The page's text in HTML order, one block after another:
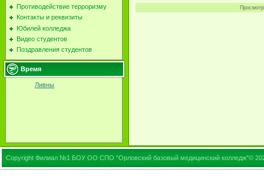
Противодействие терроризму
Контакты и реквизиты
Юбилей колледжа
Видео студентов
Поздравления студентов
Время
Ливны
Copyright Филиал №1 БОУ ОО СПО "Орловский базовый медицинский колледж"©